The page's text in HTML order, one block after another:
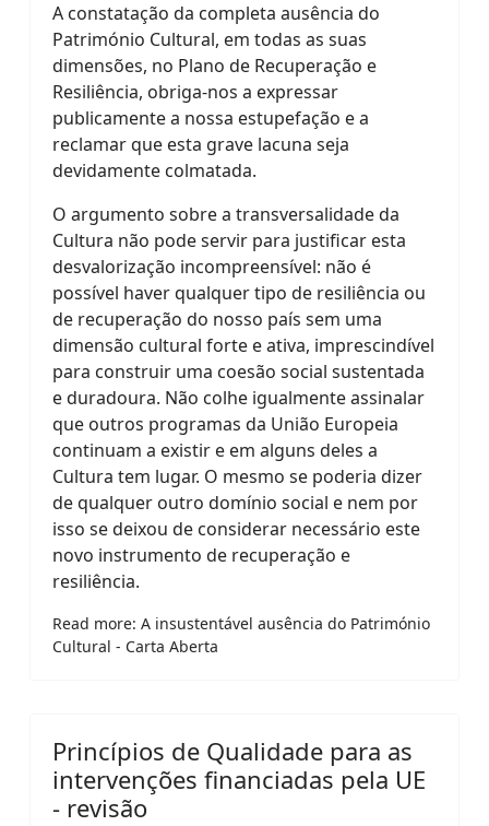
A constatação da completa ausência do
Património Cultural, em todas as suas
dimensões, no Plano de Recuperação e
Resiliência, obriga-nos a expressar
publicamente a nossa estupefação e a
reclamar que esta grave lacuna seja
devidamente colmatada.
O argumento sobre a transversalidade da
Cultura não pode servir para justificar esta
desvalorização incompreensível: não é
possível haver qualquer tipo de resiliência ou
de recuperação do nosso país sem uma
dimensão cultural forte e ativa, imprescindível
para construir uma coesão social sustentada
e duradoura. Não colhe igualmente assinalar
que outros programas da União Europeia
continuam a existir e em alguns deles a
Cultura tem lugar. O mesmo se poderia dizer
de qualquer outro domínio social e nem por
isso se deixou de considerar necessário este
novo instrumento de recuperação e
resiliência.
Read more: A insustentável ausência do Património
Cultural - Carta Aberta
Princípios de Qualidade para as
intervenções financiadas pela UE
- revisão